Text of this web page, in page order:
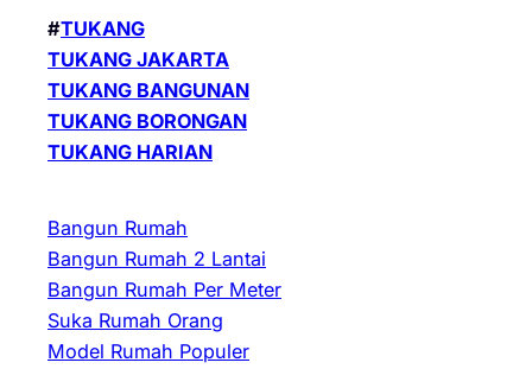
#TUKANG
TUKANG JAKARTA
TUKANG BANGUNAN
TUKANG BORONGAN
TUKANG HARIAN
Bangun Rumah
Bangun Rumah 2 Lantai
Bangun Rumah Per Meter
Suka Rumah Orang
Model Rumah Populer